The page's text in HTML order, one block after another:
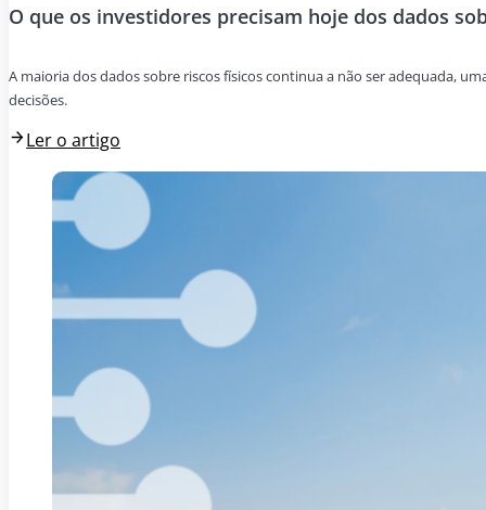
O que os investidores precisam hoje dos dados
A maioria dos dados sobre riscos físicos continua a não ser adequada,
decisões.
Ler o artigo